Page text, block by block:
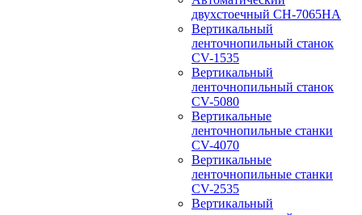
двухстоечный CH-7065HA
Вертикальный
ленточнопильный станок
CV-1535
Вертикальный
ленточнопильный станок
CV-5080
Вертикальные
ленточнопильные станки
CV-4070
Вертикальные
ленточнопильные станки
CV-2535
Вертикальный